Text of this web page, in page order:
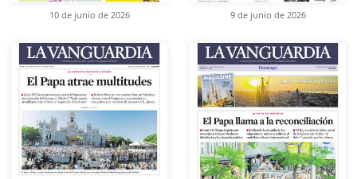
10 de junio de 2026 9 de junio de 2026